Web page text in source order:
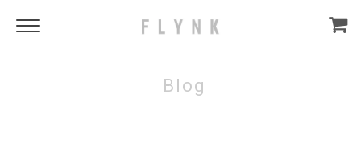
Blog